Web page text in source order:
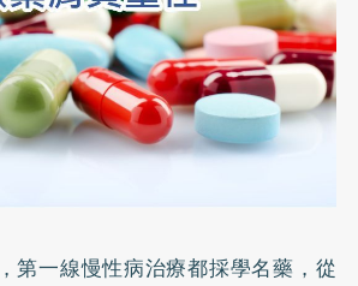
第一線慢性病治療都採學名藥，從